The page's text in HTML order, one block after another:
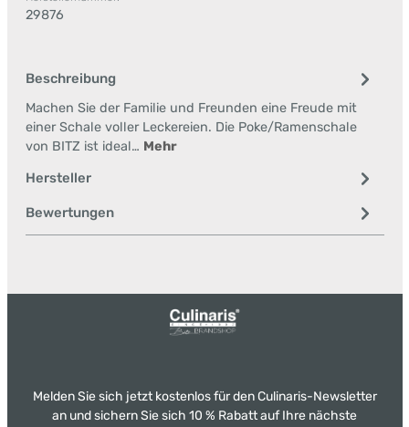
29876
Beschreibung
Machen Sie der Familie und Freunden eine Freude mit
einer Schale voller Leckereien. Die Poke/Ramenschale
von BITZ ist ideal… Mehr
Hersteller
Bewertungen
Melden Sie sich jetzt kostenlos für den Culinaris-Newsletter
an und sichern Sie sich 10 % Rabatt auf Ihre nächste